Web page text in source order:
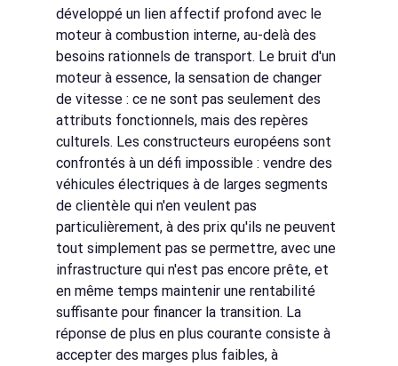
développé un lien affectif profond avec le
moteur à combustion interne, au-delà des
besoins rationnels de transport. Le bruit d'un
moteur à essence, la sensation de changer
de vitesse : ce ne sont pas seulement des
attributs fonctionnels, mais des repères
culturels. Les constructeurs européens sont
confrontés à un défi impossible : vendre des
véhicules électriques à de larges segments
de clientèle qui n'en veulent pas
particulièrement, à des prix qu'ils ne peuvent
tout simplement pas se permettre, avec une
infrastructure qui n'est pas encore prête, et
en même temps maintenir une rentabilité
suffisante pour financer la transition. La
réponse de plus en plus courante consiste à
accepter des marges plus faibles, à